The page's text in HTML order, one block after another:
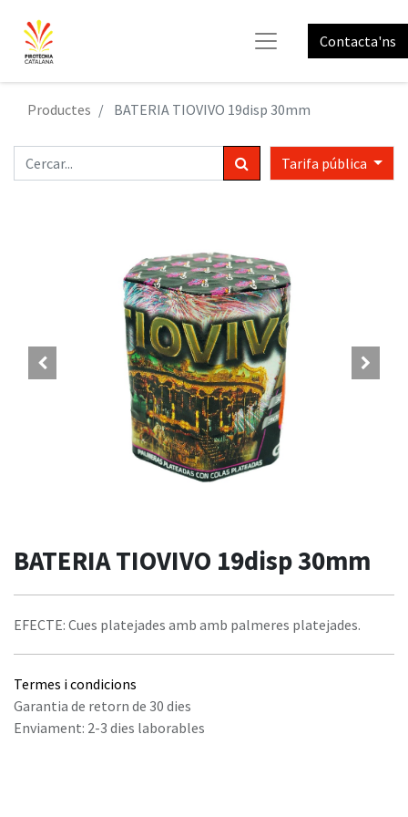
Contacta'ns
Productes BATERIA TIOVIVO 19disp 30mm
Tarifa pública
BATERIA TIOVIVO 19disp 30mm
EFECTE: Cues platejades amb amb palmeres platejades.
Termes i condicions
Garantia de retorn de 30 dies
Enviament: 2-3 dies laborables